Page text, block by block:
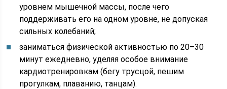
уровнем мышечной массы, после чего
поддерживать его на одном уровне, не допуская
сильных колебаний;
заниматься физической активностью по 20–30
минут ежедневно, уделяя особое внимание
кардиотренировкам (бегу трусцой, пешим
прогулкам, плаванию, танцам).